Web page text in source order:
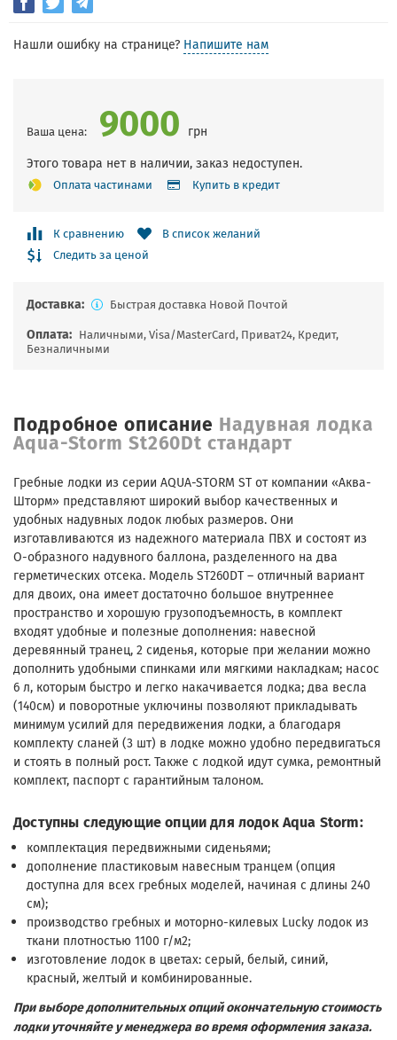
Нашли ошибку на странице? Напишите нам
Ваша цена: 9000 грн
Этого товара нет в наличии, заказ недоступен.
Оплата частинами Купить в кредит
К сравнению
В список желаний
Следить за ценой
Доставка: Быстрая доставка Новой Почтой
Оплата: Наличными, Visa/MasterCard, Приват24, Кредит,
Безналичными
Подробное описание Надувная лодка
Aqua-Storm St260Dt стандарт
Гребные лодки из серии AQUA-STORM ST от компании «Аква-
Шторм» представляют широкий выбор качественных и
удобных надувных лодок любых размеров. Они
изготавливаются из надежного материала ПВХ и состоят из
О-образного надувного баллона, разделенного на два
герметических отсека. Модель ST260DT – отличный вариант
для двоих, она имеет достаточно большое внутреннее
пространство и хорошую грузоподъемность, в комплект
входят удобные и полезные дополнения: навесной
деревянный транец, 2 сиденья, которые при желании можно
дополнить удобными спинками или мягкими накладкам; насос
6 л, которым быстро и легко накачивается лодка; два весла
(140см) и поворотные уключины позволяют прикладывать
минимум усилий для передвижения лодки, а благодаря
комплекту сланей (3 шт) в лодке можно удобно передвигаться
и стоять в полный рост. Также с лодкой идут сумка, ремонтный
комплект, паспорт с гарантийным талоном.
Доступны следующие опции для лодок Aqua Storm:
комплектация передвижными сиденьями;
дополнение пластиковым навесным транцем (опция
доступна для всех гребных моделей, начиная с длины 240
см);
производство гребных и моторно-килевых Lucky лодок из
ткани плотностью 1100 г/м2;
изготовление лодок в цветах: серый, белый, синий,
красный, желтый и комбинированные.
При выборе дополнительных опций окончательную стоимость
лодки уточняйте у менеджера во время оформления заказа.